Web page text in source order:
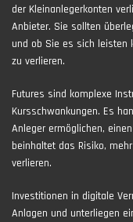
der Kleinanlegerkonten
Anbieter. Sie sollten
und ob Sie es sich leisten
zu verlieren.
Futures sind komplexe
Kursschwankungen. Es
Anleger ermöglichen,
beinhaltet das Risiko,
verlieren.
Investitionen in digitale
Anlagen und unterliegen